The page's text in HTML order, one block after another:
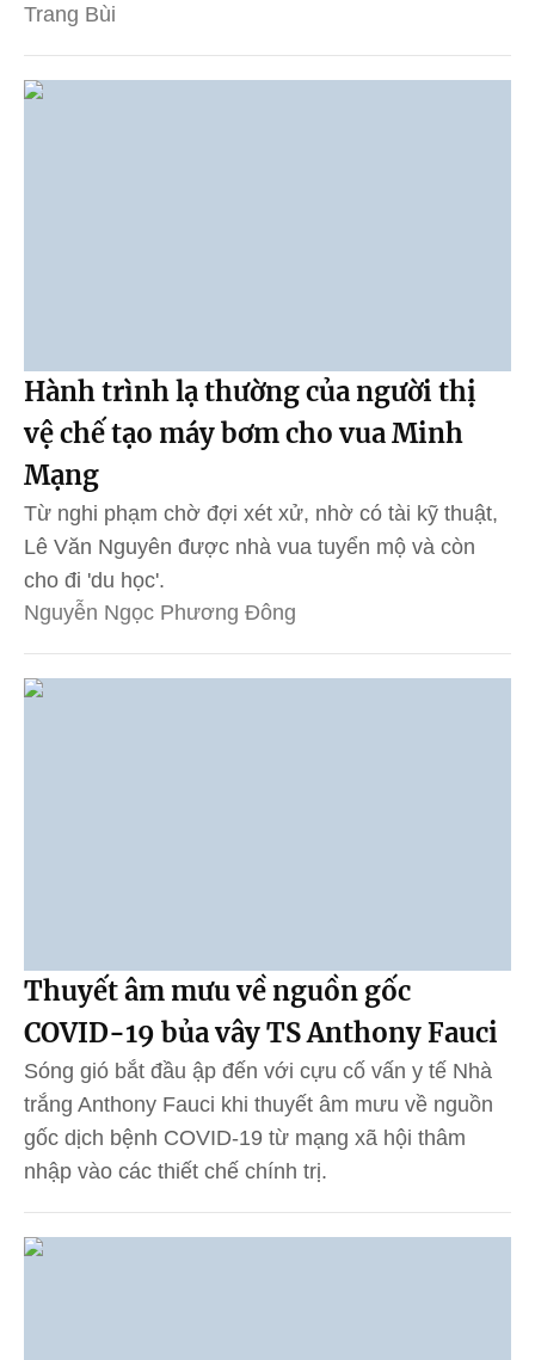
Trang Bùi
Hành trình lạ thường của người thị
vệ chế tạo máy bơm cho vua Minh
Mạng
Từ nghi phạm chờ đợi xét xử, nhờ có tài kỹ thuật,
Lê Văn Nguyên được nhà vua tuyển mộ và còn
cho đi 'du học'.
Nguyễn Ngọc Phương Đông
Thuyết âm mưu về nguồn gốc
COVID-19 bủa vây TS Anthony Fauci
Sóng gió bắt đầu ập đến với cựu cố vấn y tế Nhà
trắng Anthony Fauci khi thuyết âm mưu về nguồn
gốc dịch bệnh COVID-19 từ mạng xã hội thâm
nhập vào các thiết chế chính trị.